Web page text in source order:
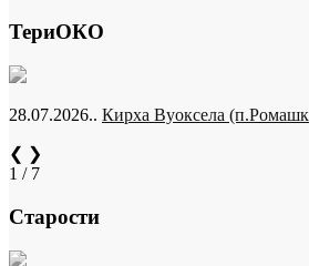
ТериОКО
28.07.2026.. Кирха Вуоксела
❮ ❯
1 / 7
Старости